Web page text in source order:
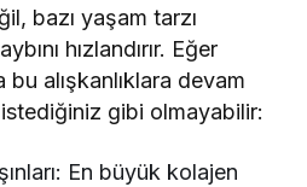
bazı yaşam tarzı
hızlandırır. Eğer
alışkanlıklara devam
gibi olmayabilir:
En büyük kolajen